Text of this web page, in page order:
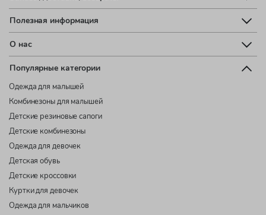
Полезная информация
О нас
Популярные категории
Одежда для малышей
Комбинезоны для малышей
Детские резиновые сапоги
Детские комбинезоны
Одежда для девочек
Детская обувь
Детские кроссовки
Куртки для девочек
Одежда для мальчиков